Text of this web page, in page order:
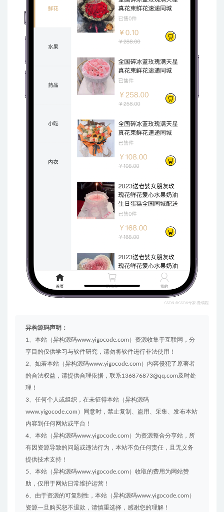
异构源码声明：
1、本站（异构源码www.yigocode.com）资源收集于互联网，分
享目的仅供学习与软件研究，请勿将软件进行非法使用！
2、如若本站（异构源码www.yigocode.com）内容侵犯了原著者
的合法权益，请提供合理依据，联系136876873@qq.com及时处
理！
3、任何个人或组织，在未征得本站（异构源码
www.yigocode.com）同意时，禁止复制、盗用、采集、发布本站
内容到任何网站或平台！
4、本站（异构源码www.yigocode.com）为资源整合分享站，所
有因资源导致的问题或违法行为，本站不负任何责任，且无义务
提供技术支持！
5、本站（异构源码www.yigocode.com）收取的费用为网站赞
助，仅用于网站日常维护运营！
6、由于资源的可复制性，本站（异构源码www.yigocode.com）
资源一旦购买恕不退款，请慎重选择，感谢您的理解！